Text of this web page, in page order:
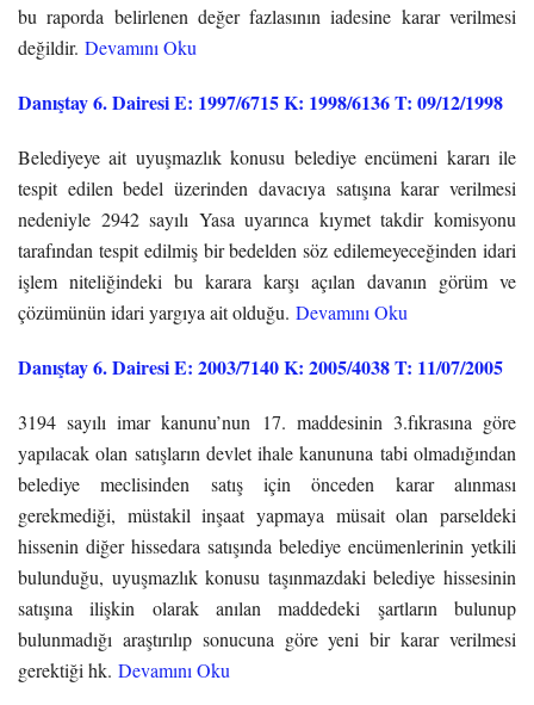
bu raporda belirlenen değer fazlasının iadesine karar verilmesi
değildir. Devamını Oku
Danıştay 6. Dairesi E: 1997/6715 K: 1998/6136 T: 09/12/1998
Belediyeye ait uyuşmazlık konusu belediye encümeni kararı ile
tespit edilen bedel üzerinden davacıya satışına karar verilmesi
nedeniyle 2942 sayılı Yasa uyarınca kıymet takdir komisyonu
tarafından tespit edilmiş bir bedelden söz edilemeyeceğinden idari
işlem niteliğindeki bu karara karşı açılan davanın görüm ve
çözümünün idari yargıya ait olduğu. Devamını Oku
Danıştay 6. Dairesi E: 2003/7140 K: 2005/4038 T: 11/07/2005
3194 sayılı imar kanunu’nun 17. maddesinin 3.fıkrasına göre
yapılacak olan satışların devlet ihale kanununa tabi olmadığından
belediye meclisinden satış için önceden karar alınması
gerekmediği, müstakil inşaat yapmaya müsait olan parseldeki
hissenin diğer hissedara satışında belediye encümenlerinin yetkili
bulunduğu, uyuşmazlık konusu taşınmazdaki belediye hissesinin
satışına ilişkin olarak anılan maddedeki şartların bulunup
bulunmadığı araştırılıp sonucuna göre yeni bir karar verilmesi
gerektiği hk. Devamını Oku